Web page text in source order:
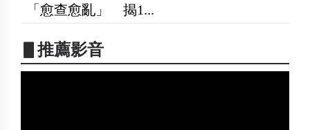
「愈查愈亂」 揭1...
▋推薦影音